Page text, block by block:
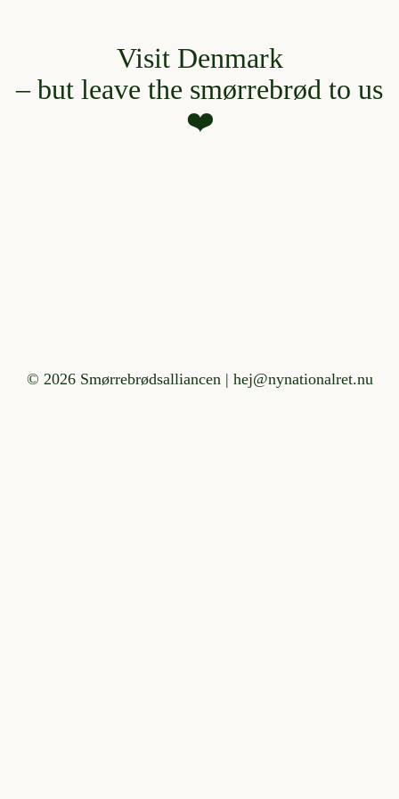
indhold
Visit Denmark
– but leave the smørrebrød to us
❤️
© 2026 Smørrebrødsalliancen | hej@nynationalret.nu